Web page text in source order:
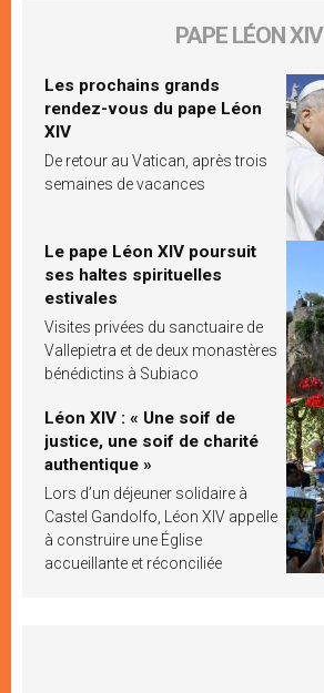
PAPE LÉON XIV
Les prochains grands
rendez-vous du pape Léon
XIV
De retour au Vatican, après trois
semaines de vacances
Le pape Léon XIV poursuit
ses haltes spirituelles
estivales
Visites privées du sanctuaire de
Vallepietra et de deux monastères
bénédictins à Subiaco
Léon XIV : « Une soif de
justice, une soif de charité
authentique »
Lors d’un déjeuner solidaire à
Castel Gandolfo, Léon XIV appelle
à construire une Église
accueillante et réconciliée